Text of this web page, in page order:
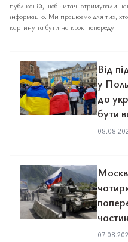
публікацій, щоб читачі отримували
інформацію. Ми працюємо для тих,
картину та бути на крок попереду.
Від
у
до
бути